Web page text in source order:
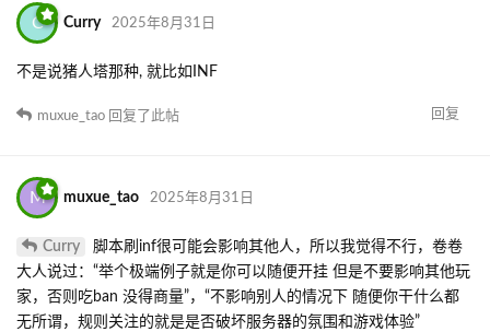
C Curry 2025年8月31日
不是说猪人塔那种, 就比如INF
回复
muxue_tao 回复了此帖
M muxue_tao 2025年8月31日
Curry
脚本刷inf很可能会影响其他人，所以我觉得不行，卷卷
大人说过：“举个极端例子就是你可以随便开挂 但是不要影响其他玩
家，否则吃ban 没得商量”，“不影响别人的情况下 随便你干什么都
无所谓，规则关注的就是是否破坏服务器的氛围和游戏体验”